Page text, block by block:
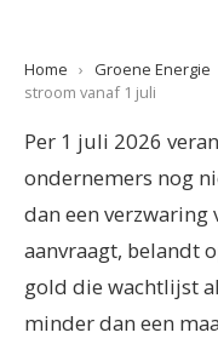
Home › Groene Energie
stroom vanaf 1 juli
Per 1 juli 2026
ondernemers nog
dan een
aanvraagt, belandt
gold die wachtlijst
minder dan een